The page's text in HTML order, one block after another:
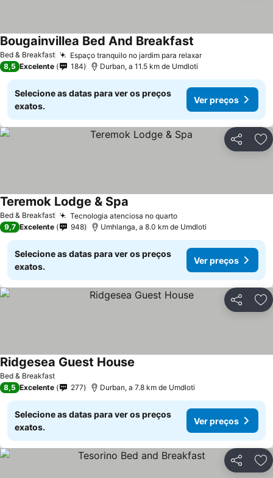
Bed & Breakfast Espaço tranquilo no jardim para relaxarVer preços
Bougainvillea Bed And Breakfast
8,5 Excelente 184 Durban, a 11.5 km de Umdloti
Selecione as datas para ver os preços
exatos.
Ver preços
Partilhar
Bed & Breakfast Tecnologia atenciosa no quartoVer preços
Teremok Lodge & Spa
9,7 Excelente 948 Umhlanga, a 8.0 km de Umdloti
Selecione as datas para ver os preços
exatos.
Ver preços
Partilhar
Bed & Breakfast
Ridgesea Guest House
8,5 Excelente 277 Durban, a 7.8 km de Umdloti
Selecione as datas para ver os preços
exatos.
Ver preços
Partilhar